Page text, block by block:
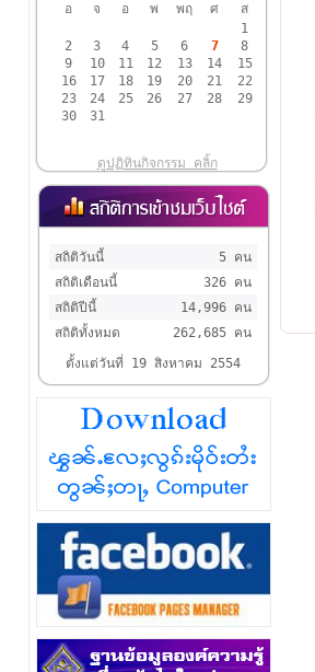
อ
จ อ พ พฤ ศ
ส
1
2
3 4 5 6 7
8
9
10 11 12 13 14
15
16
17 18 19 20 21
22
23
24 25 26 27 28
29
30
31
ดูปฏิทินกิจกรรม คลิ้ก
สถิติวันนี้
5 คน
สถิติเดือนนี้
326 คน
สถิติปีนี้
14,996 คน
สถิติทั้งหมด
262,685 คน
ตั้งแต่วันที่ 19 สิงหาคม 2554